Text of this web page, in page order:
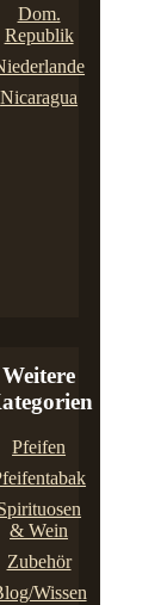
Dom.
Republik
Nicaragua
Weitere
Pfeifen
& Wein
Zubehör
Wissen